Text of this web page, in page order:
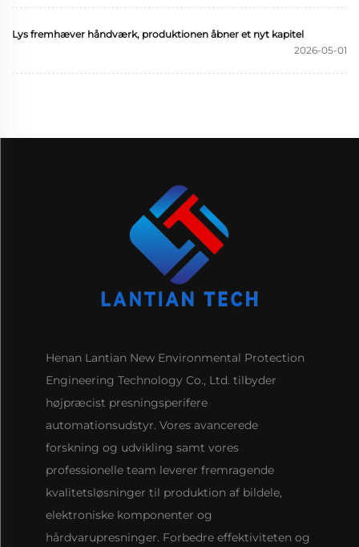
Lys fremhæver håndværk, produktionen åbner et nyt kapitel
2026-05-01
Henan Lantian New Environmental Protection
Engineering Technology Co., Ltd. tilbyder
højpræcist presningsperifere
automationsudstyr. Vores avancerede
forskning og udvikling samt vores
professionelle team leverer fremragende
kvalitetsløsninger til produktion af bildele,
elektroniske komponenter og
hårdvarupresninger. Forbedre effektiviteten og